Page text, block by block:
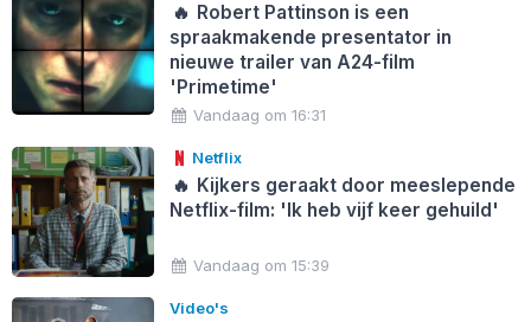
🔥 Robert Pattinson is een
spraakmakende presentator in
nieuwe trailer van A24-film
'Primetime'
Vandaag om 16:31
Netflix
🔥 Kijkers geraakt door meeslepende
Netflix-film: 'Ik heb vijf keer gehuild'
Vandaag om 15:39
Video's